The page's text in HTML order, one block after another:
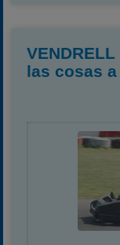
las cosas